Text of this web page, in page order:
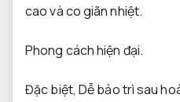
cao và co giãn nhiệt.
Phong cách hiện đại.
Đặc biệt, Dễ bảo trì sau